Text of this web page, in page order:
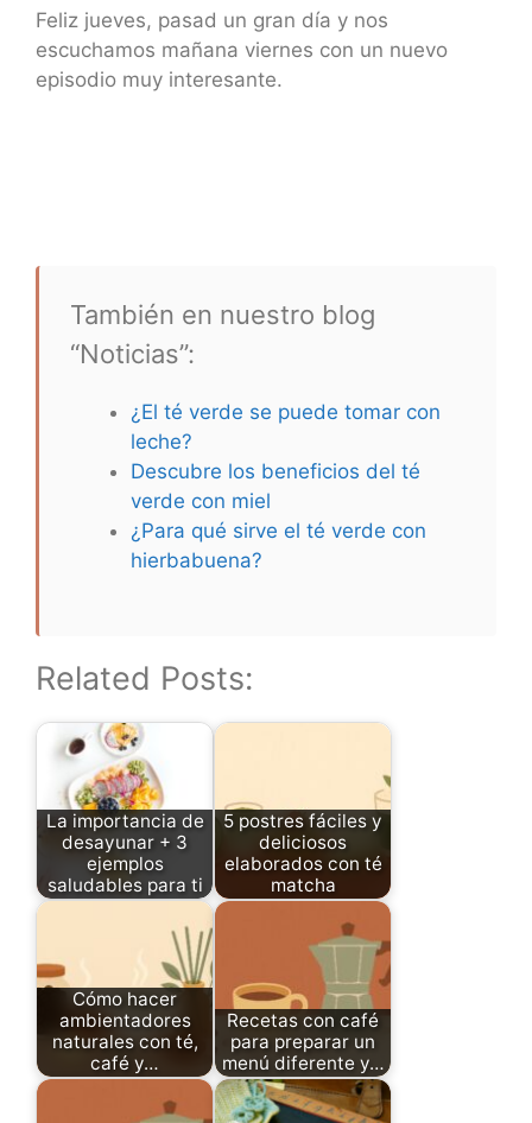
Feliz jueves, pasad un gran día y nos
escuchamos mañana viernes con un nuevo
episodio muy interesante.
También en nuestro blog
“Noticias”:
¿El té verde se puede tomar con
leche?
Descubre los beneficios del té
verde con miel
¿Para qué sirve el té verde con
hierbabuena?
Related Posts:
La importancia de
desayunar + 3
ejemplos
saludables para ti
5 postres fáciles y
deliciosos
elaborados con té
matcha
Cómo hacer
ambientadores
naturales con té,
café y…
Recetas con café
para preparar un
menú diferente y…